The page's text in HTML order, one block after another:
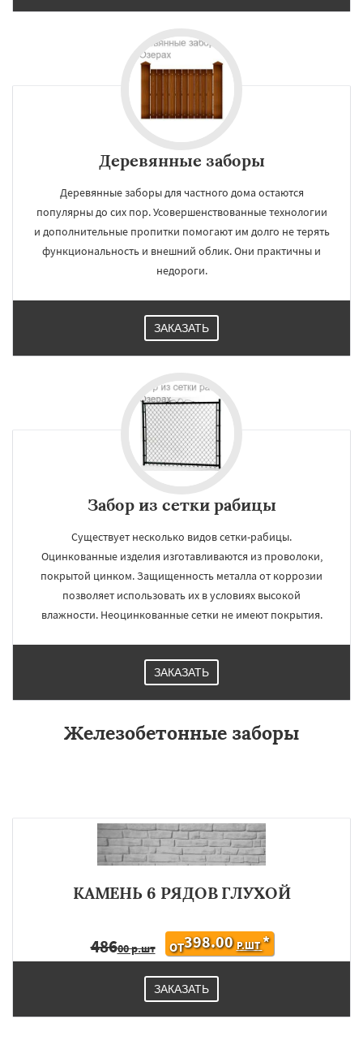
Деревянные заборы
Деревянные заборы для частного дома остаются
популярны до сих пор. Усовершенствованные технологии
и дополнительные пропитки помогают им долго не терять
функциональность и внешний облик. Они практичны и
недороги.
ЗАКАЗАТЬ
Забор из сетки рабицы
Существует несколько видов сетки-рабицы.
Оцинкованные изделия изготавливаются из проволоки,
покрытой цинком. Защищенность металла от коррозии
позволяет использовать их в условиях высокой
влажности. Неоцинкованные сетки не имеют покрытия.
ЗАКАЗАТЬ
Железобетонные заборы
КАМЕНЬ 6 РЯДОВ ГЛУХОЙ
48600 р.шт ОТ398.00 Р.ШТ*
ЗАКАЗАТЬ